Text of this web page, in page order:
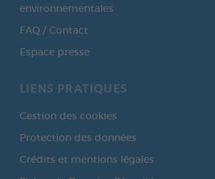
environnementales
FAQ / Contact
Espace presse
LIENS PRATIQUES
Gestion des cookies
Protection des données
Crédits et mentions légales